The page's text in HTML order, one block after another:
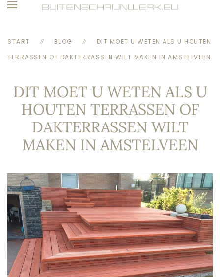
START BLOG
DIT MOET U WETEN ALS U HOUTEN
TERRASSEN OF DAKTERRASSEN WILT MAKEN IN AMSTELVEEN
DIT MOET U WETEN ALS U
HOUTEN TERRASSEN OF
DAKTERRASSEN WILT
MAKEN IN AMSTELVEEN